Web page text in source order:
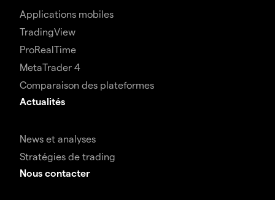
Applications mobiles
TradingView
ProRealTime
MetaTrader 4
Comparaison des plateformes
Actualités
News et analyses
Stratégies de trading
Nous contacter